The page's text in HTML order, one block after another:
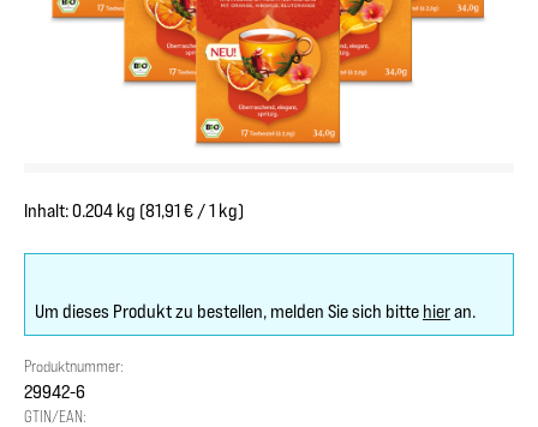
Inhalt:0.204 kg (81,91 € / 1 kg)
Um dieses Produkt zu bestellen, melden Sie sich bitte hieran.
Produktnummer:
29942-6
GTIN/EAN: